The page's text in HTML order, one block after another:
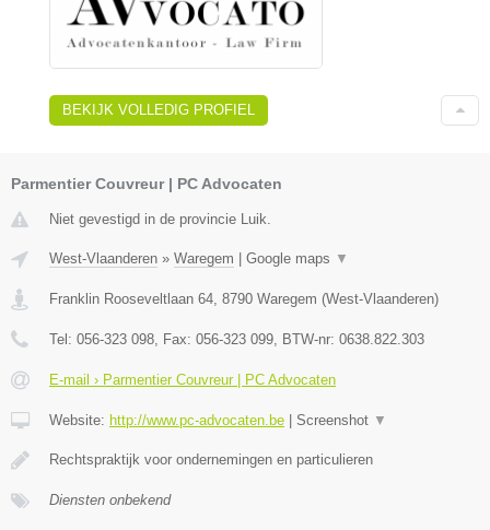
BEKIJK VOLLEDIG PROFIEL
Parmentier Couvreur | PC Advocaten
Niet gevestigd in de provincie Luik.
West-Vlaanderen » Waregem Google maps ▼
Franklin Rooseveltlaan 64, 8790 Waregem (West-Vlaanderen)
Tel: 056-323 098, Fax: 056-323 099, BTW-nr: 0638.822.303
E-mail › Parmentier Couvreur | PC Advocaten
Website: http://www.pc-advocaten.be Screenshot ▼
Rechtspraktijk voor ondernemingen en particulieren
Diensten onbekend